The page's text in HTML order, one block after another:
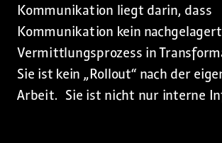
Kommunikation liegt darin, dass
Kommunikation kein
Vermittlungsprozess in
Sie ist kein „Rollout“ nach der
Arbeit. Sie ist nicht nur interne